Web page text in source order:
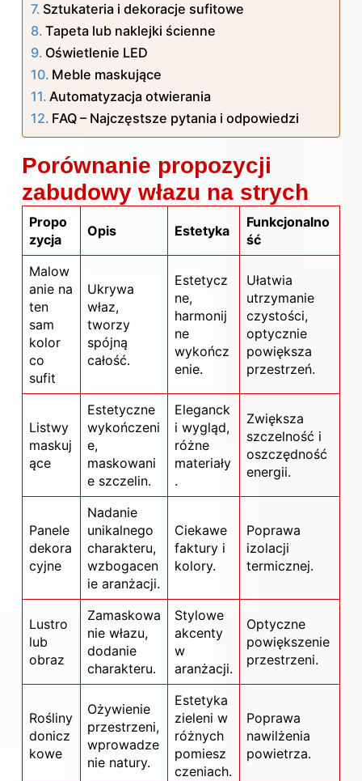
Sztukateria i dekoracje sufitowe
Tapeta lub naklejki ścienne
Oświetlenie LED
Meble maskujące
Automatyzacja otwierania
FAQ – Najczęstsze pytania i odpowiedzi
Porównanie propozycji
zabudowy włazu na strych
Propo
zycja
Opis Estetyka
Funkcjonalno
ść
Malow
anie na
ten
sam
kolor
co
sufit
Ukrywa
właz,
tworzy
spójną
całość.
Estetycz
ne,
harmonij
ne
wykończ
enie.
Ułatwia
utrzymanie
czystości,
optycznie
powiększa
przestrzeń.
Listwy
maskuj
ące
Estetyczne
wykończeni
e,
maskowani
e szczelin.
Eleganck
i wygląd,
różne
materiały
.
Zwiększa
szczelność i
oszczędność
energii.
Panele
dekora
cyjne
Nadanie
unikalnego
charakteru,
wzbogacen
ie aranżacji.
Ciekawe
faktury i
kolory.
Poprawa
izolacji
termicznej.
Lustro
lub
obraz
Zamaskowa
nie włazu,
dodanie
charakteru.
Stylowe
akcenty
w
aranżacji.
Optyczne
powiększenie
przestrzeni.
Rośliny
donicz
kowe
Ożywienie
przestrzeni,
wprowadze
nie natury.
Estetyka
zieleni w
różnych
pomiesz
czeniach.
Poprawa
nawilżenia
powietrza.